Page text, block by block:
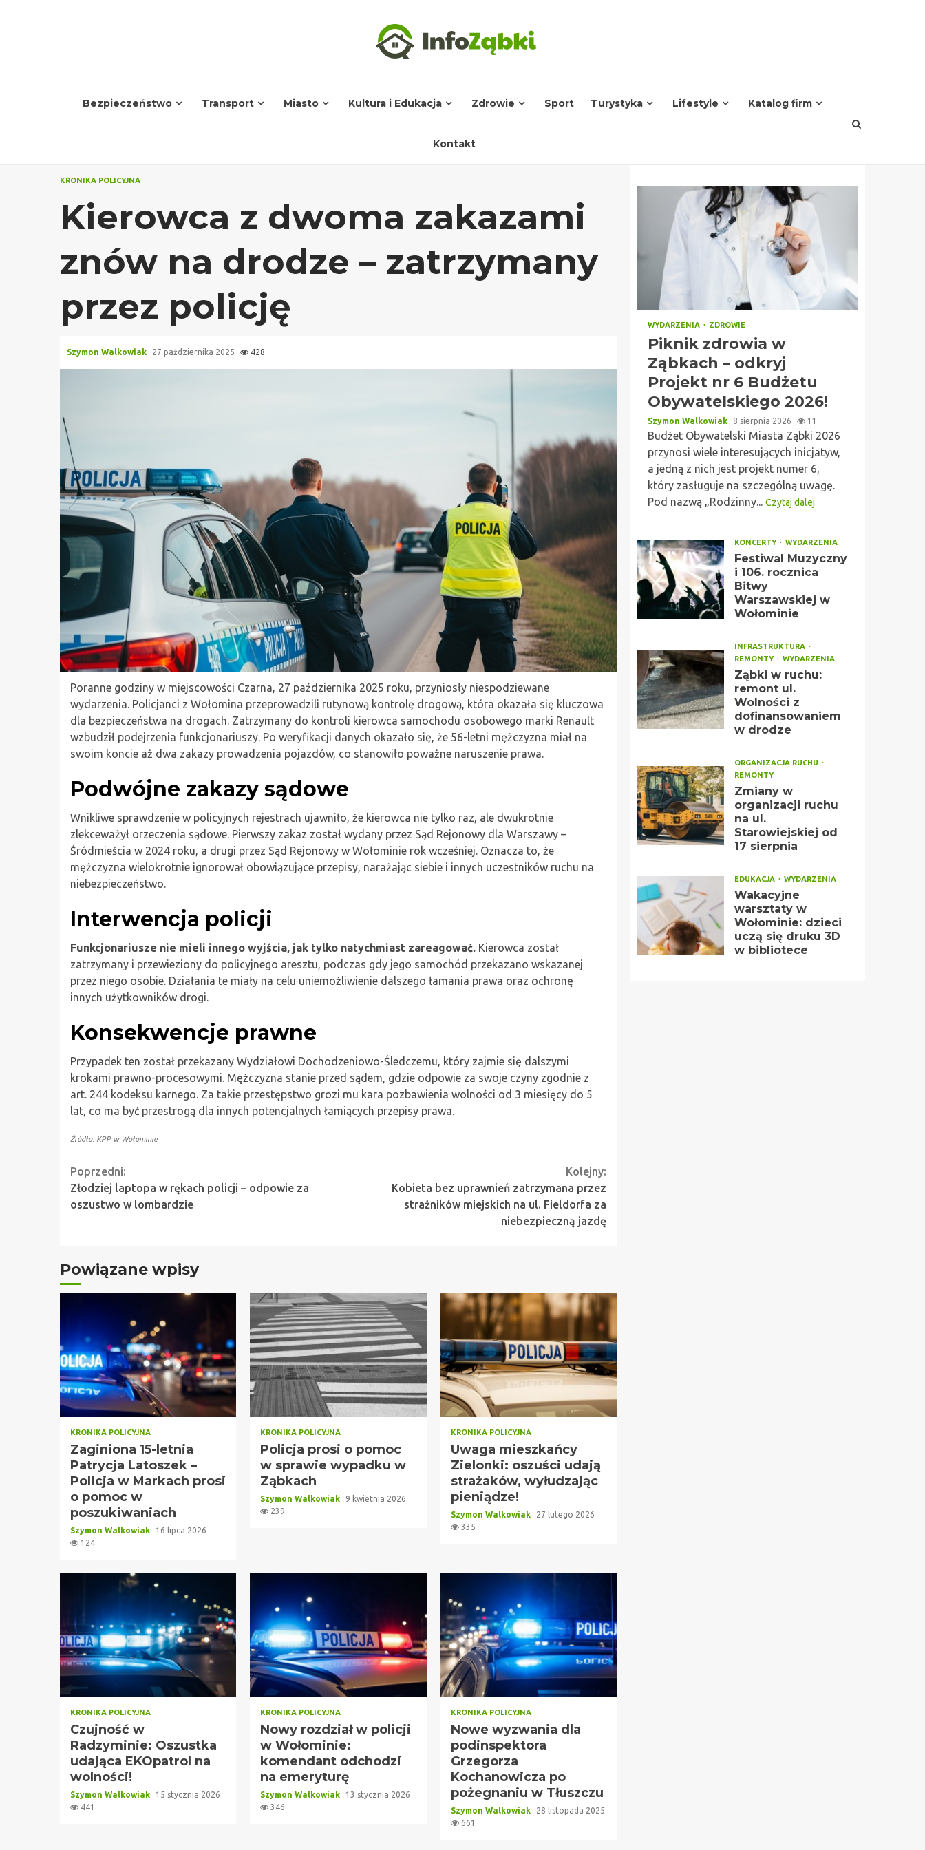
Bezpieczeństwo Transport Miasto Kultura i Edukacja Zdrowie Sport Turystyka Lifestyle Katalog firm
Kontakt
KRONIKA POLICYJNA
Kierowca z dwoma zakazami
znów na drodze – zatrzymany
przez policję
Szymon Walkowiak 27 października 2025 428
Poranne godziny w miejscowości Czarna, 27 października 2025 roku, przyniosły niespodziewane
wydarzenia. Policjanci z Wołomina przeprowadzili rutynową kontrolę drogową, która okazała się kluczowa
dla bezpieczeństwa na drogach. Zatrzymany do kontroli kierowca samochodu osobowego marki Renault
wzbudził podejrzenia funkcjonariuszy. Po weryfikacji danych okazało się, że 56-letni mężczyzna miał na
swoim koncie aż dwa zakazy prowadzenia pojazdów, co stanowiło poważne naruszenie prawa.
Podwójne zakazy sądowe
Wnikliwe sprawdzenie w policyjnych rejestrach ujawniło, że kierowca nie tylko raz, ale dwukrotnie
zlekceważył orzeczenia sądowe. Pierwszy zakaz został wydany przez Sąd Rejonowy dla Warszawy –
Śródmieścia w 2024 roku, a drugi przez Sąd Rejonowy w Wołominie rok wcześniej. Oznacza to, że
mężczyzna wielokrotnie ignorował obowiązujące przepisy, narażając siebie i innych uczestników ruchu na
niebezpieczeństwo.
Interwencja policji
Funkcjonariusze nie mieli innego wyjścia, jak tylko natychmiast zareagować. Kierowca został
zatrzymany i przewieziony do policyjnego aresztu, podczas gdy jego samochód przekazano wskazanej
przez niego osobie. Działania te miały na celu uniemożliwienie dalszego łamania prawa oraz ochronę
innych użytkowników drogi.
Konsekwencje prawne
Przypadek ten został przekazany Wydziałowi Dochodzeniowo-Śledczemu, który zajmie się dalszymi
krokami prawno-procesowymi. Mężczyzna stanie przed sądem, gdzie odpowie za swoje czyny zgodnie z
art. 244 kodeksu karnego. Za takie przestępstwo grozi mu kara pozbawienia wolności od 3 miesięcy do 5
lat, co ma być przestrogą dla innych potencjalnych łamiących przepisy prawa.
Źródło: KPP w Wołominie
Continue
Reading
Poprzedni:
Złodziej laptopa w rękach policji – odpowie za
oszustwo w lombardzie
Kolejny:
Kobieta bez uprawnień zatrzymana przez
strażników miejskich na ul. Fieldorfa za
niebezpieczną jazdę
Powiązane wpisy
KRONIKA POLICYJNA
Zaginiona 15-letnia
Patrycja Latoszek –
Policja w Markach prosi
o pomoc w
poszukiwaniach
Szymon Walkowiak
16 lipca 2026
124
KRONIKA POLICYJNA
Policja prosi o pomoc
w sprawie wypadku w
Ząbkach
Szymon Walkowiak
9 kwietnia 2026
239
KRONIKA POLICYJNA
Uwaga mieszkańcy
Zielonki: oszuści udają
strażaków, wyłudzając
pieniądze!
Szymon Walkowiak
27 lutego 2026
335
KRONIKA POLICYJNA
Czujność w
Radzyminie: Oszustka
udająca EKOpatrol na
wolności!
Szymon Walkowiak
15 stycznia 2026
441
KRONIKA POLICYJNA
Nowy rozdział w policji
w Wołominie:
komendant odchodzi
na emeryturę
Szymon Walkowiak
13 stycznia 2026
346
KRONIKA POLICYJNA
Nowe wyzwania dla
podinspektora
Grzegorza
Kochanowicza po
pożegnaniu w Tłuszczu
Szymon Walkowiak
28 listopada 2025
661
WYDARZENIA ZDROWIE
Piknik zdrowia w
Ząbkach – odkryj
Projekt nr 6 Budżetu
Obywatelskiego 2026!
Szymon Walkowiak 8 sierpnia 2026 11
Budżet Obywatelski Miasta Ząbki 2026
przynosi wiele interesujących inicjatyw,
a jedną z nich jest projekt numer 6,
który zasługuje na szczególną uwagę.
Pod nazwą „Rodzinny... Czytaj dalej
KONCERTY WYDARZENIA
Festiwal Muzyczny
i 106. rocznica
Bitwy
Warszawskiej w
Wołominie
INFRASTRUKTURA
REMONTY
WYDARZENIA
Ząbki w ruchu:
remont ul.
Wolności z
dofinansowaniem
w drodze
ORGANIZACJA RUCHU
REMONTY
Zmiany w
organizacji ruchu
na ul.
Starowiejskiej od
17 sierpnia
EDUKACJA WYDARZENIA
Wakacyjne
warsztaty w
Wołominie: dzieci
uczą się druku 3D
w bibliotece